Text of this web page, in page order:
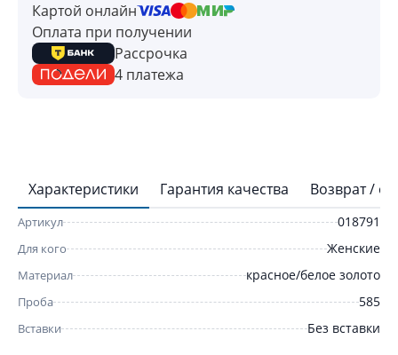
Картой онлайн
Оплата при получении
Рассрочка
4 платежа
Характеристики Гарантия качества Возврат /
Артикул 018791
Для кого Женские
Материал красное/белое золото
Проба 585
Вставки Без вставки